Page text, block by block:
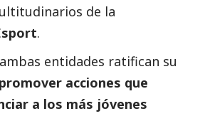
de la
.
entidades ratifican su
acciones que
a los más jóvenes